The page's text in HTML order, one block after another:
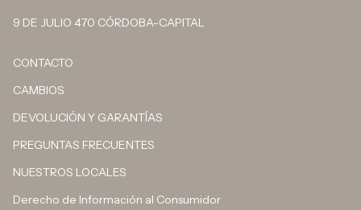
9 DE JULIO 470 CÓRDOBA-CAPITAL
CONTACTO
CAMBIOS
DEVOLUCIÓN Y GARANTÍAS
PREGUNTAS FRECUENTES
NUESTROS LOCALES
Derecho de Información al Consumidor